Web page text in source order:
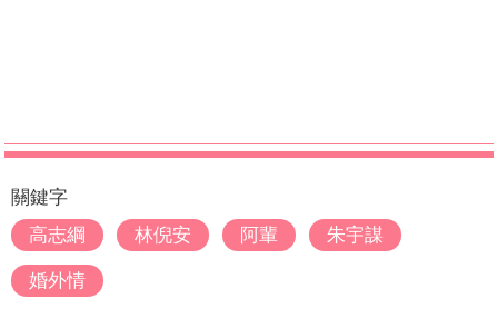
關鍵字
高志綱
林倪安 阿輩 朱宇謀
婚外情